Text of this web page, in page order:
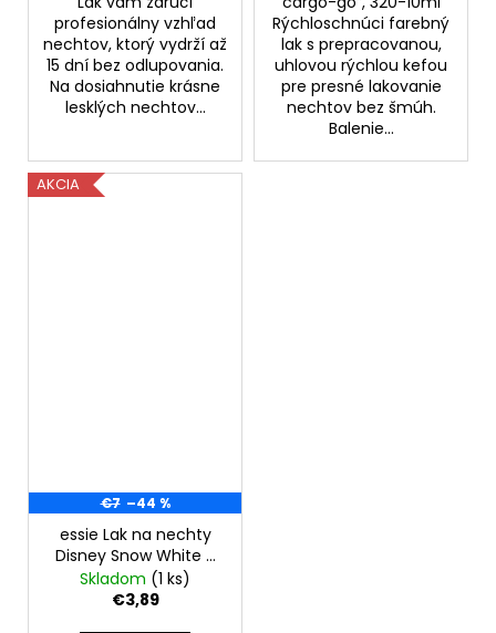
profesionálny vzhľad
nechtov, ktorý vydrží až
15 dní bez odlupovania.
Na dosiahnutie krásne
lesklých nechtov...
Rýchloschnúci farebný
lak s prepracovanou,
uhlovou rýchlou kefou
pre presné lakovanie
nechtov bez šmúh.
Balenie...
AKCIA
€7 –44 %
essie Lak na nechty
Disney Snow White -
1007 brave and true,
13,5 ml
Skladom (1 ks)
€3,89